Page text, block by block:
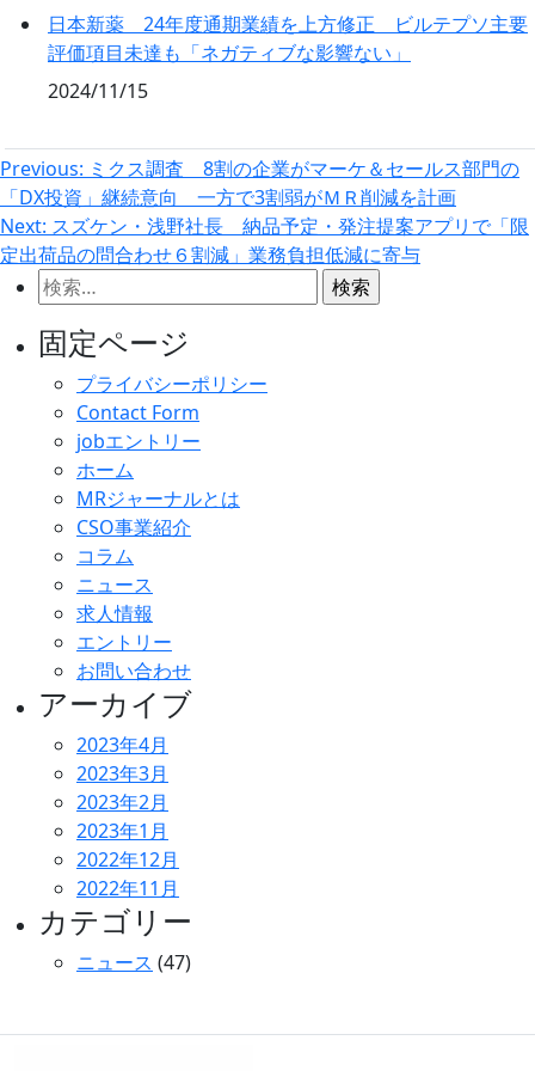
日本新薬 24年度通期業績を上方修正 ビルテプソ主要
評価項目未達も「ネガティブな影響ない」
2024/11/15
投
稿
ナ
ビ
ー
Previous: ミクス調査 8割の企業がマーケ＆セールス部門の
「DX投資」継続意向 一方で3割弱がＭＲ削減を計画
Next: スズケン・浅野社長 納品予定・発注提案アプリで「限
定出荷品の問合わせ６割減」業務負担低減に寄与
検
索:
固定ページ
プライバシーポリシー
Contact Form
jobエントリー
ホーム
MRジャーナルとは
CSO事業紹介
コラム
ニュース
求人情報
エントリー
お問い合わせ
アーカイブ
2023年4月
2023年3月
2023年2月
2023年1月
2022年12月
2022年11月
カテゴリー
ニュース (47)